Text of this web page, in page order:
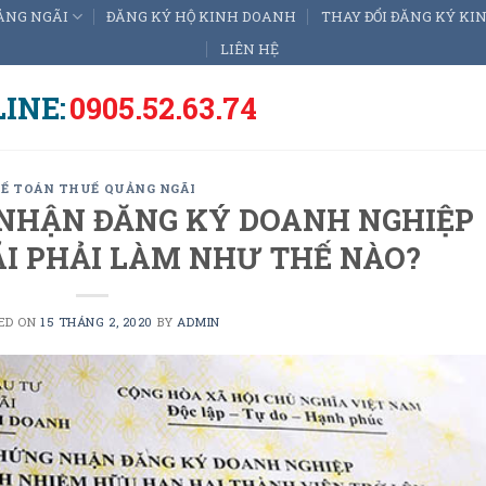
NGÃI ĐĂNG KÝ HỘ KINH DOANH THAY ĐỔI ĐĂNG KÝ
LIÊN HỆ
0905.52.63.74
TOÁN THUẾ QUẢNG NGÃI
ĐĂNG KÝ DOANH NGHIỆP
PHẢI LÀM NHƯ THẾ NÀO?
ON15 THÁNG 2, 2020 BY ADMIN